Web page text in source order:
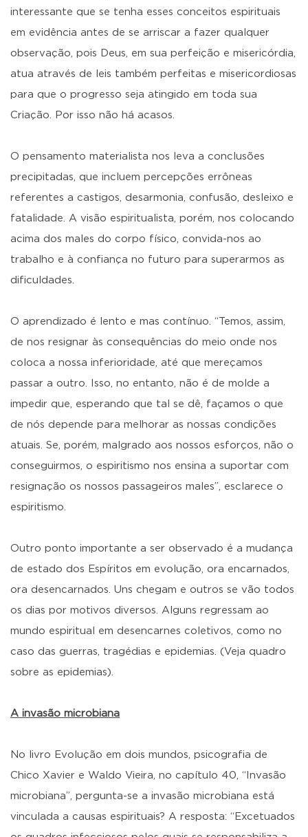
interessante que se tenha esses conceitos espirituais
em evidência antes de se arriscar a fazer qualquer
observação, pois Deus, em sua perfeição e misericórdia,
atua através de leis também perfeitas e misericordiosas
para que o progresso seja atingido em toda sua
Criação. Por isso não há acasos.
O pensamento materialista nos leva a conclusões
precipitadas, que incluem percepções errôneas
referentes a castigos, desarmonia, confusão, desleixo e
fatalidade. A visão espiritualista, porém, nos colocando
acima dos males do corpo físico, convida-nos ao
trabalho e à confiança no futuro para superarmos as
dificuldades.
O aprendizado é lento e mas contínuo. “Temos, assim,
de nos resignar às consequências do meio onde nos
coloca a nossa inferioridade, até que mereçamos
passar a outro. Isso, no entanto, não é de molde a
impedir que, esperando que tal se dê, façamos o que
de nós depende para melhorar as nossas condições
atuais. Se, porém, malgrado aos nossos esforços, não o
conseguirmos, o espiritismo nos ensina a suportar com
resignação os nossos passageiros males”, esclarece o
espiritismo.
Outro ponto importante a ser observado é a mudança
de estado dos Espíritos em evolução, ora encarnados,
ora desencarnados. Uns chegam e outros se vão todos
os dias por motivos diversos. Alguns regressam ao
mundo espiritual em desencarnes coletivos, como no
caso das guerras, tragédias e epidemias. (Veja quadro
sobre as epidemias).
A invasão microbiana
No livro Evolução em dois mundos, psicografia de
Chico Xavier e Waldo Vieira, no capítulo 40, “Invasão
microbiana”, pergunta-se a invasão microbiana está
vinculada a causas espirituais? A resposta: “Excetuados